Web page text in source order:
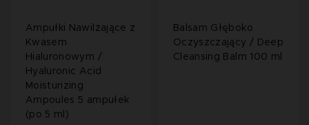
Ampułki Nawilżające z
Kwasem
Hialuronowym /
Hyaluronic Acid
Moisturizing
Ampoules 5 ampułek
(po 5 ml)
Balsam Głęboko
Oczyszczający / Deep
Cleansing Balm 100 ml